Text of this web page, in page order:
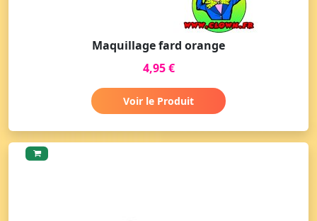
Maquillage fard orange
4,95 €
Voir le Produit